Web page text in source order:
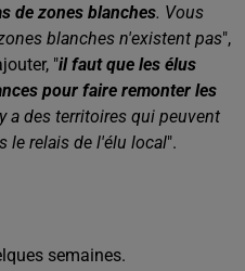
de zones blanches. Vous
blanches n'existent pas",
"il faut que les élus
pour faire remonter les
a des territoires qui peuvent
le relais de l'élu local".
semaines.